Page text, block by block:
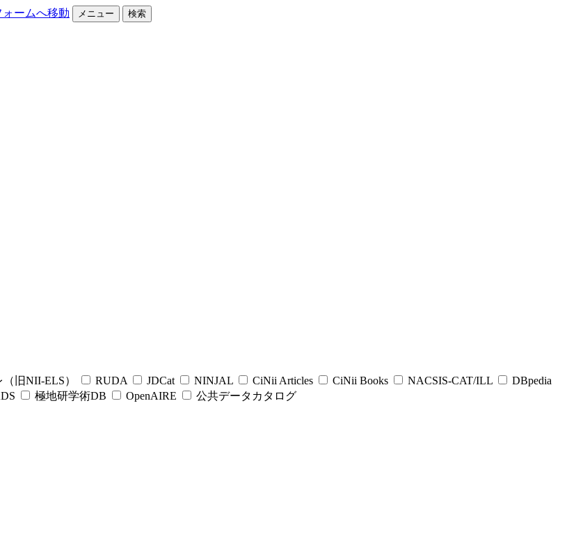
ォームへ移動 メニュー 検索
旧NII-ELS） RUDA JDCat NINJAL CiNii Articles CiNii Books NACSIS-CAT/ILL
DBpedia
極地研学術DB OpenAIRE 公共データカタログ